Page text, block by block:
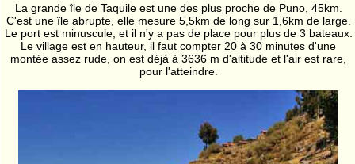
La grande île de Taquile est une des plus proche de Puno, 45km.
C'est une île abrupte, elle mesure 5,5km de long sur 1,6km de large.
Le port est minuscule, et il n'y a pas de place pour plus de 3 bateaux.
Le village est en hauteur, il faut compter 20 à 30 minutes d'une
montée assez rude, on est déjà à 3636 m d'altitude et l'air est rare,
pour l'atteindre.